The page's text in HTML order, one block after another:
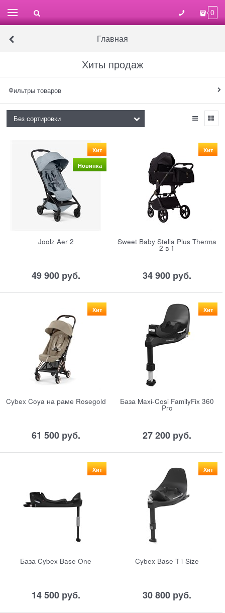
0
Главная
Хиты продаж
Фильтры товаров
Joolz Aer 2
49 900 руб.
Хит
Новинка
Sweet Baby Stella Plus Therma
2 в 1
34 900 руб.
Хит
Cybex Coya на раме Rosegold
61 500 руб.
Хит
База Maxi-Cosi FamilyFix 360
Pro
27 200 руб.
Хит
База Cybex Base One
14 500 руб.
Хит
Cybex Base T i-Size
30 800 руб.
Хит